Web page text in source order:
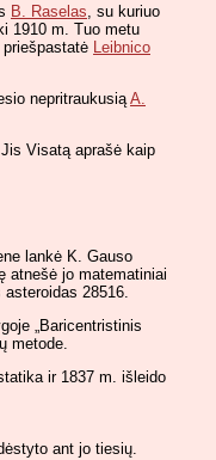
B. Raselas , su kuriuo
1910 m. Tuo metu
Leibnico
nepritraukusiąA.
Visatą aprašė kaip
lankė K. Gauso
atnešė jo matematiniai
28516.
„Baricentristinis
metode.
ir 1837 m. išleido
ant jo tiesių.